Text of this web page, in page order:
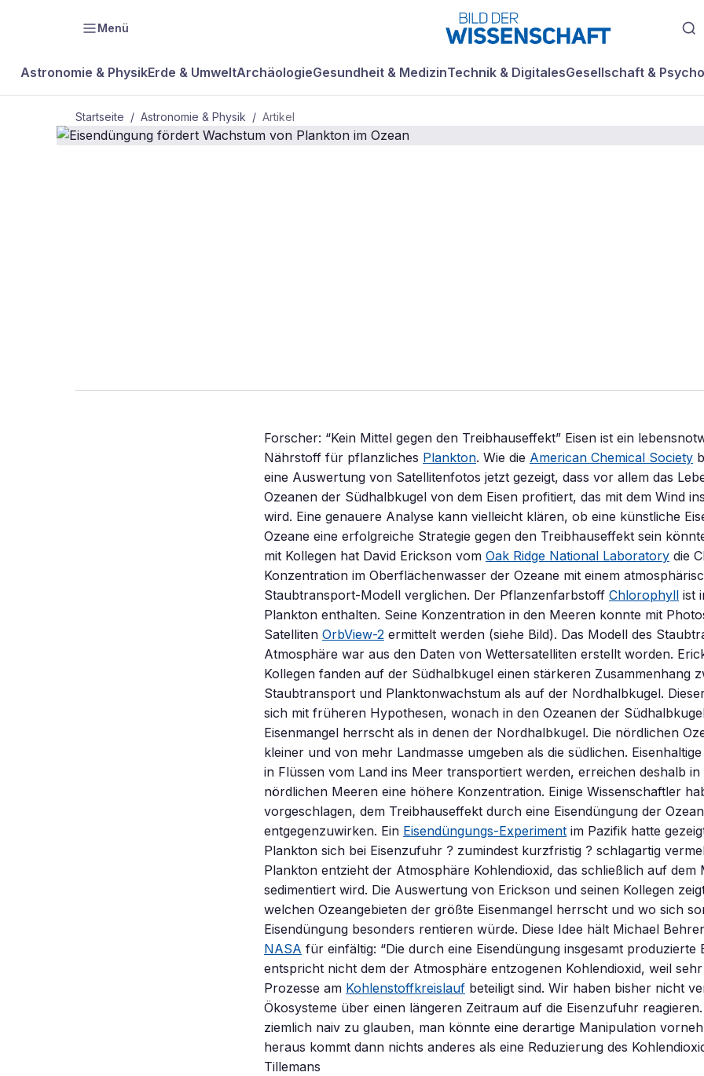
Menü
Astronomie & PhysikErde & UmweltArchäologieGesundheit & MedizinTechnik & DigitalesGesellschaft &
Startseite / Astronomie & Physik / Artikel
Eisendüngung fördert
Forscher: “Kein Mittel gegen den Treibhauseffekt” Eisen ist ein
Nährstoff für pflanzliches Plankton. Wie die American Chemical Society
eine Auswertung von Satellitenfotos jetzt gezeigt, dass vor allem das
Ozeanen der Südhalbkugel von dem Eisen profitiert, das mit dem Wind
wird. Eine genauere Analyse kann vielleicht klären, ob eine künstliche
Ozeane eine erfolgreiche Strategie gegen den Treibhauseffekt sein
mit Kollegen hat David Erickson vom Oak Ridge National Laboratory die
Konzentration im Oberflächenwasser der Ozeane mit einem
Staubtransport-Modell verglichen. Der Pflanzenfarbstoff Chlorophyll ist
Plankton enthalten. Seine Konzentration in den Meeren konnte mit
Satelliten OrbView-2 ermittelt werden (siehe Bild). Das Modell des
Atmosphäre war aus den Daten von Wettersatelliten erstellt worden.
Kollegen fanden auf der Südhalbkugel einen stärkeren Zusammenhang
Staubtransport und Planktonwachstum als auf der Nordhalbkugel.
sich mit früheren Hypothesen, wonach in den Ozeanen der
Eisenmangel herrscht als in denen der Nordhalbkugel. Die nördlichen
kleiner und von mehr Landmasse umgeben als die südlichen.
in Flüssen vom Land ins Meer transportiert werden, erreichen deshalb in
nördlichen Meeren eine höhere Konzentration. Einige Wissenschaftler
vorgeschlagen, dem Treibhauseffekt durch eine Eisendüngung der
entgegenzuwirken. Ein Eisendüngungs-Experiment im Pazifik hatte
Plankton sich bei Eisenzufuhr ? zumindest kurzfristig ? schlagartig
Plankton entzieht der Atmosphäre Kohlendioxid, das schließlich auf dem
sedimentiert wird. Die Auswertung von Erickson und seinen Kollegen
welchen Ozeangebieten der größte Eisenmangel herrscht und wo sich
Eisendüngung besonders rentieren würde. Diese Idee hält Michael
NASA für einfältig: “Die durch eine Eisendüngung insgesamt produzierte
entspricht nicht dem der Atmosphäre entzogenen Kohlendioxid, weil sehr
Prozesse am Kohlenstoffkreislauf beteiligt sind. Wir haben bisher nicht
Ökosysteme über einen längeren Zeitraum auf die Eisenzufuhr
ziemlich naiv zu glauben, man könnte eine derartige Manipulation
heraus kommt dann nichts anderes als eine Reduzierung des
Tillemans